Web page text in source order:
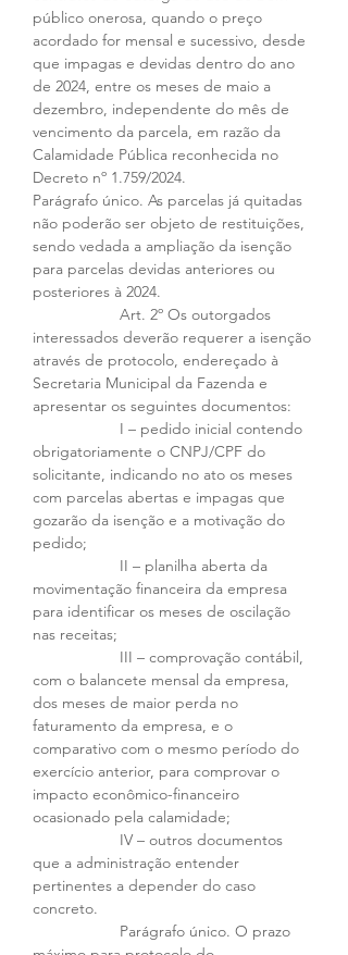
público onerosa, quando o preço
acordado for mensal e sucessivo, desde
que impagas e devidas dentro do ano
de 2024, entre os meses de maio a
dezembro, independente do mês de
vencimento da parcela, em razão da
Calamidade Pública reconhecida no
Decreto nº 1.759/2024.
Parágrafo único. As parcelas já quitadas
não poderão ser objeto de restituições,
sendo vedada a ampliação da isenção
para parcelas devidas anteriores ou
posteriores à 2024.
interessados deverão requerer a isenção
através de protocolo, endereçado à
Secretaria Municipal da Fazenda e
apresentar os seguintes documentos:
obrigatoriamente o CNPJ/CPF do
solicitante, indicando no ato os meses
com parcelas abertas e impagas que
gozarão da isenção e a motivação do
pedido;
movimentação financeira da empresa
para identificar os meses de oscilação
nas receitas;
com o balancete mensal da empresa,
dos meses de maior perda no
faturamento da empresa, e o
comparativo com o mesmo período do
exercício anterior, para comprovar o
impacto econômico-financeiro
ocasionado pela calamidade;
que a administração entender
pertinentes a depender do caso
concreto.